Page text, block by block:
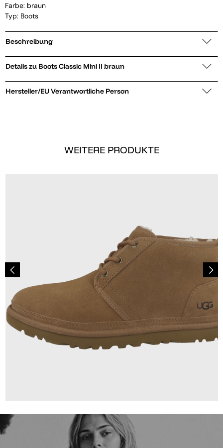
Farbe: braun
Typ: Boots
Beschreibung
Details zu Boots Classic Mini II braun
Hersteller/EU Verantwortliche Person
WEITERE PRODUKTE